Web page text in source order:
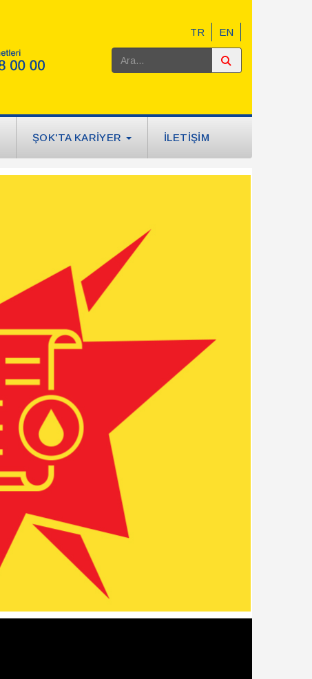
TR EN
ŞOK'TA KARİYER İLETİŞİM